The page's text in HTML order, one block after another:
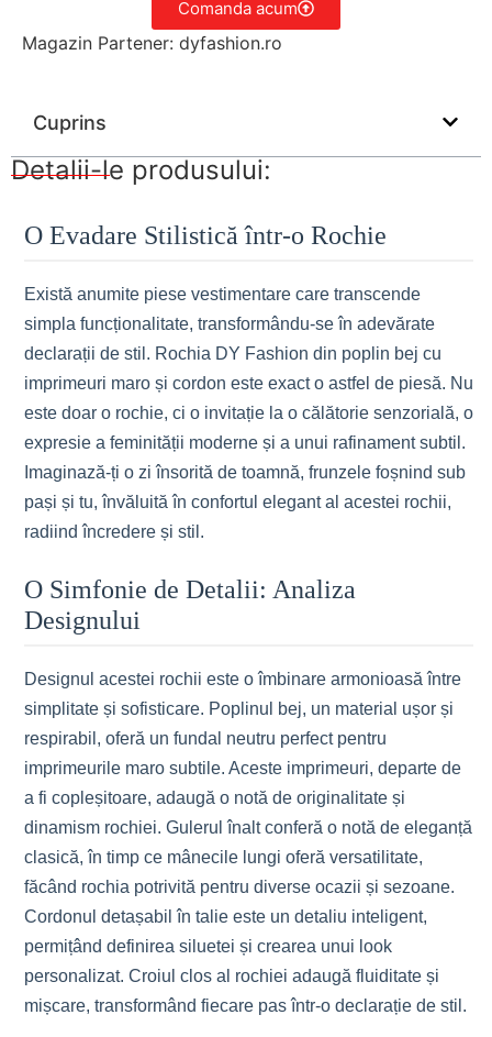
Comanda acum
Magazin Partener: dyfashion.ro
Cuprins
Detalii-le produsului:
O Evadare Stilistică într-o Rochie
Există anumite piese vestimentare care transcende
simpla funcționalitate, transformându-se în adevărate
declarații de stil. Rochia DY Fashion din poplin bej cu
imprimeuri maro și cordon este exact o astfel de piesă. Nu
este doar o rochie, ci o invitație la o călătorie senzorială, o
expresie a feminității moderne și a unui rafinament subtil.
Imaginază-ți o zi însorită de toamnă, frunzele foșnind sub
pași și tu, învăluită în confortul elegant al acestei rochii,
radiind încredere și stil.
O Simfonie de Detalii: Analiza
Designului
Designul acestei rochii este o îmbinare armonioasă între
simplitate și sofisticare. Poplinul bej, un material ușor și
respirabil, oferă un fundal neutru perfect pentru
imprimeurile maro subtile. Aceste imprimeuri, departe de
a fi copleșitoare, adaugă o notă de originalitate și
dinamism rochiei. Gulerul înalt conferă o notă de eleganță
clasică, în timp ce mânecile lungi oferă versatilitate,
făcând rochia potrivită pentru diverse ocazii și sezoane.
Cordonul detașabil în talie este un detaliu inteligent,
permițând definirea siluetei și crearea unui look
personalizat. Croiul clos al rochiei adaugă fluiditate și
mișcare, transformând fiecare pas într-o declarație de stil.